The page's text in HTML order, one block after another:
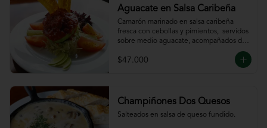
Aguacate en Salsa Caribeña
Camarón marinado en salsa caribeña
fresca con cebollas y pimientos,  servidos
sobre medio aguacate, acompañados de
$47.000
Champiñones Dos Quesos
Salteados en salsa de queso fundido.